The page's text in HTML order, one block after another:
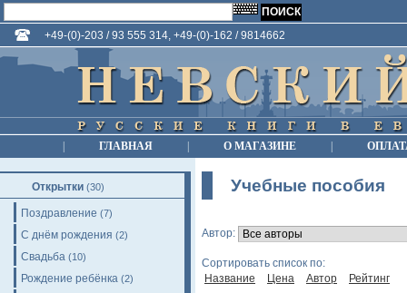
+49-(0)-203 / 93 555 314, +49-(0)-162 / 9814662
ГЛАВНАЯ О МАГАЗИНЕ
Открытки (30)
Поздравление (7)
С днём рождения (2)
Свадьба (10)
Рождение ребёнка (2)
Учебные пособия
Автор:
Сортировать список по:
Название
Цена Автор Рейтинг